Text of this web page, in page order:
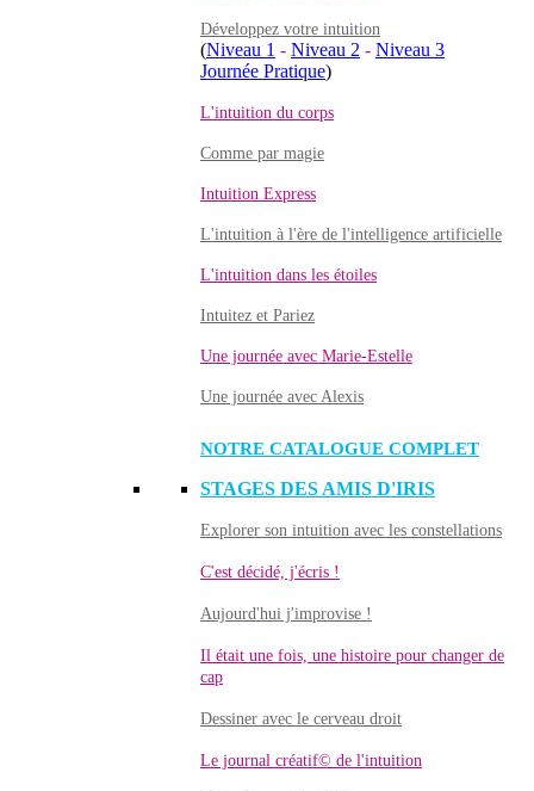
Développez votre intuition
(Niveau 1 - Niveau 2 - Niveau 3
Journée Pratique)
L'intuition du corps
Comme par magie
Intuition Express
L'intuition à l'ère de l'intelligence artificielle
L'intuition dans les étoiles
Intuitez et Pariez
Une journée avec Marie-Estelle
Une journée avec Alexis
NOTRE CATALOGUE COMPLET
STAGES DES AMIS D'IRIS
Explorer son intuition avec les constellations
C'est décidé, j'écris !
Aujourd'hui j'improvise !
Il était une fois, une histoire pour changer de
cap
Dessiner avec le cerveau droit
Le journal créatif© de l'intuition